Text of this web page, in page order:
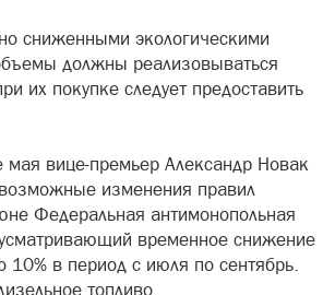
сниженными экологическими
должны реализовываться
их покупке следует предоставить
вице-премьер Александр Новак
изменения правил
Федеральная антимонопольная
временное снижение
в период с июля по сентябрь.
топливо.